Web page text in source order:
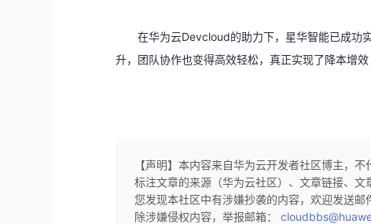
在华为云Devcloud的助力下，星华智能已成功
升，团队协作也变得高效轻松，真正实现了降本增效
【声明】本内容来自华为云开发者社区博主，
标注文章的来源（华为云社区）、文章链接、
您发现本社区中有涉嫌抄袭的内容，欢迎发送
除涉嫌侵权内容，举报邮箱：